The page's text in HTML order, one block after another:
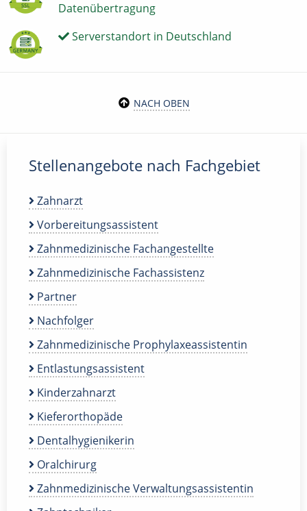
Datenübertragung
Serverstandort in Deutschland
NACH OBEN
Stellenangebote nach Fachgebiet
Zahnarzt
Vorbereitungsassistent
Zahnmedizinische Fachangestellte
Zahnmedizinische Fachassistenz
Partner
Nachfolger
Zahnmedizinische Prophylaxeassistentin
Entlastungsassistent
Kinderzahnarzt
Kieferorthopäde
Dentalhygienikerin
Oralchirurg
Zahnmedizinische Verwaltungsassistentin